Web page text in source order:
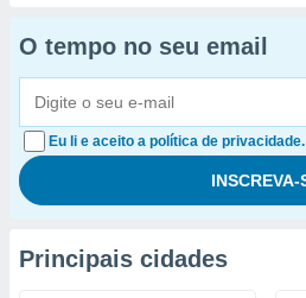
O tempo no seu email
Eu li e aceito a política de privacidade.
Principais cidades